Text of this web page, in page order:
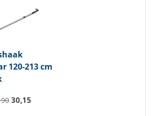
120-213 cm
30,15